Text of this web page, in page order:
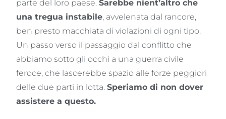
parte del loro paese.Sarebbe nient’altro che
una tregua instabile, avvelenata dal rancore,
ben presto macchiata di violazioni di ogni tipo.
Un passo verso il passaggio dal conflitto che
abbiamo sotto gli occhi a una guerra civile
feroce, che lascerebbe spazio alle forze peggiori
delle due parti in lotta.Speriamo di non dover
assistere a questo.